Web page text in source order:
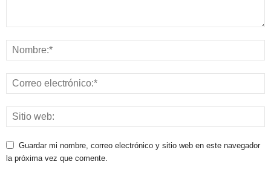
Guardar mi nombre, correo electrónico y sitio web en este navegador
la próxima vez que comente.